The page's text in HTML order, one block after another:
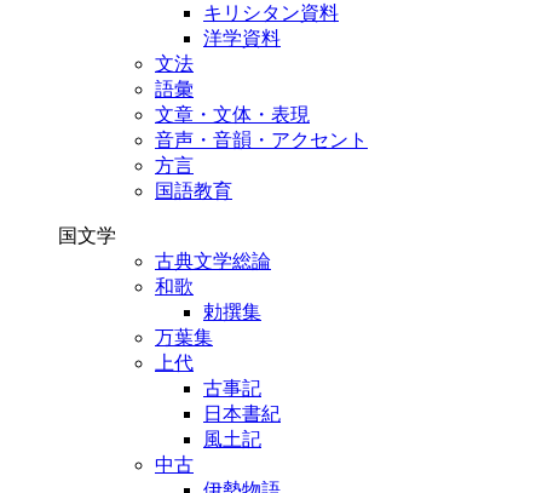
キリシタン資料
洋学資料
文法
語彙
文章・文体・表現
音声・音韻・アクセント
方言
国語教育
国文学
古典文学総論
和歌
勅撰集
万葉集
上代
古事記
日本書紀
風土記
中古